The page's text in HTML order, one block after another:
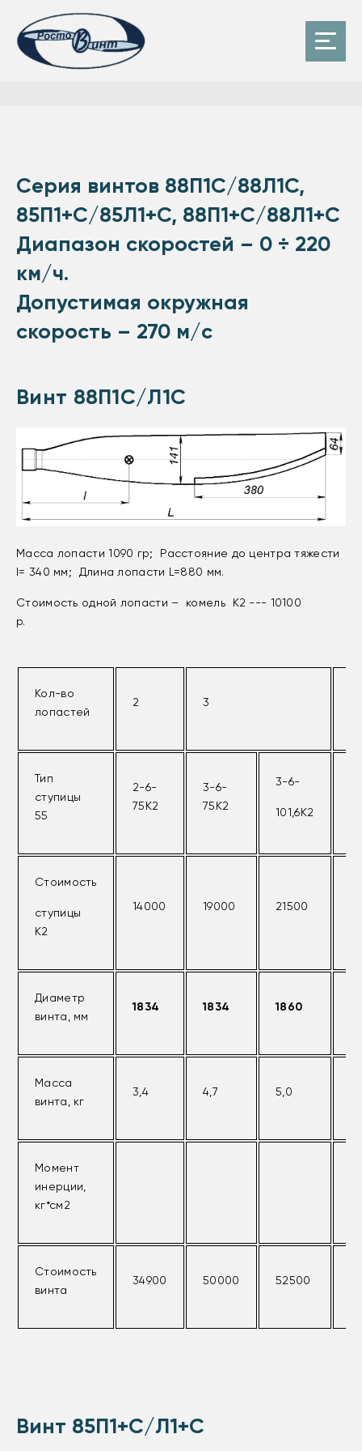
Серия винтов 88П1С/88Л1С,
85П1+С/85Л1+С, 88П1+С/88Л1+С
Диапазон скоростей – 0 ÷ 220
км/ч.
Допустимая окружная
скорость – 270 м/с
Винт 88П1С/Л1С
Масса лопасти 1090 гр; Расстояние до центра тяжести
l= 340 мм; Длина лопасти L=880 мм.
Стоимость одной лопасти – комель К2 --- 10100
р.
Кол-во
лопастей
2 3
Тип
ступицы
55
2-6-
75К2
3-6-
75К2
3-6-
101,6К2
Стоимость
ступицы
К2
14000 19000 21500
Диаметр
винта, мм
1834 1834 1860
Масса
винта, кг
3,4 4,7 5,0
Момент
инерции,
кг*см2
Стоимость
винта
34900 50000 52500
Винт 85П1+С/Л1+С